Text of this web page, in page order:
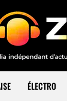
ÉLECTRO